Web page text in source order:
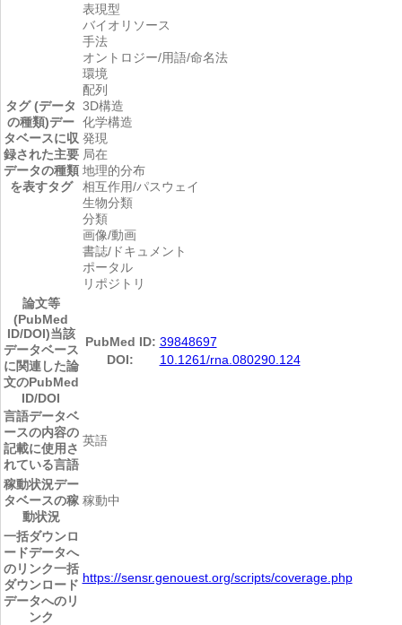
タグ (データ
の種類)デー
タベースに収
録された主要
データの種類
を表すタグ
表現型
バイオリソース
手法
オントロジー/用語/命名法
環境
配列
3D構造
化学構造
発現
局在
地理的分布
相互作用/パスウェイ
生物分類
分類
画像/動画
書誌/ドキュメント
ポータル
リポジトリ
論文等
(PubMed
ID/DOI)当該
データベース
に関連した論
文のPubMed
ID/DOI
PubMed ID: 39848697
DOI:
10.1261/rna.080290.124
言語データベ
ースの内容の
記載に使用さ
れている言語
英語
稼動状況デー
タベースの稼
動状況
稼動中
一括ダウンロ
ードデータへ
のリンク一括
ダウンロード
データへのリ
ンク
https://sensr.genouest.org/scripts/coverage.php